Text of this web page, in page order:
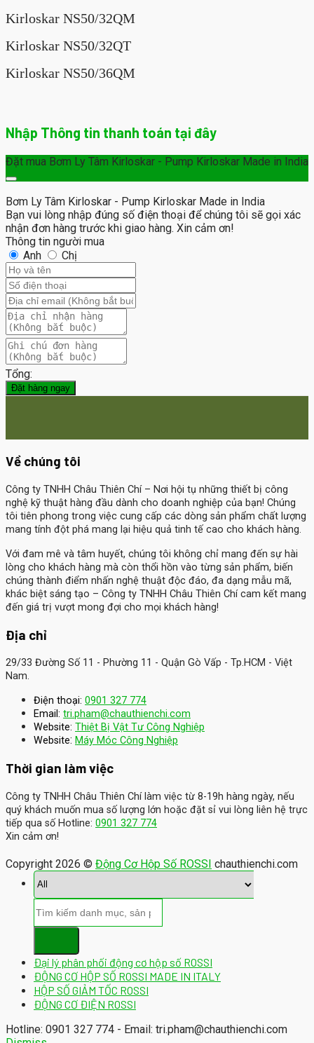
Kirloskar NS50/32QM
Kirloskar NS50/32QT
Kirloskar NS50/36QM
Nhập Thông tin thanh toán tại đây
Đặt mua Bơm Ly Tâm Kirloskar - Pump Kirloskar Made in India
Bơm Ly Tâm Kirloskar - Pump Kirloskar Made in India
Bạn vui lòng nhập đúng số điện thoại để chúng tôi sẽ gọi xác
nhận đơn hàng trước khi giao hàng. Xin cảm ơn!
Thông tin người mua
Anh
Chị
Tổng:
Đặt hàng ngay
Về chúng tôi
Công ty TNHH Châu Thiên Chí– Nơi hội tụ những thiết bị công
nghệ kỹ thuật hàng đầu dành cho doanh nghiệp của bạn! Chúng
tôi tiên phong trong việc cung cấp các dòng sản phẩm chất lượng
mang tính đột phá mang lại hiệu quả tinh tế cao cho khách hàng.
Với đam mê và tâm huyết, chúng tôi không chỉ mang đến sự hài
lòng cho khách hàng mà còn thổi hồn vào từng sản phẩm, biến
chúng thành điểm nhấn nghệ thuật độc đáo, đa dạng mẫu mã,
khác biệt sáng tạo – Công ty TNHH Châu Thiên Chí cam kết mang
đến giá trị vượt mong đợi cho mọi khách hàng!
Địa chỉ
29/33 Đường Số 11 - Phường 11 - Quận Gò Vấp - Tp.HCM - Việt
Nam.
Điện thoại: 0901 327 774
Email: tri.pham@chauthienchi.com
Website: Thiệt Bị Vật Tư Công Nghiệp
Website: Máy Móc Công Nghiệp
Thời gian làm việc
Công ty TNHH Châu Thiên Chí làm việc từ 8-19h hàng ngày, nếu
quý khách muốn mua số lượng lớn hoặc đặt sỉ vui lòng liên hệ trực
tiếp qua số Hotline: 0901 327 774
Xin cảm ơn!
Copyright 2026 © Động Cơ Hộp Số ROSSI chauthienchi.com
Đại lý phân phối động cơ hộp số ROSSI
ĐỘNG CƠ HỘP SỐ ROSSI MADE IN ITALY
HỘP SỐ GIẢM TỐC ROSSI
ĐỘNG CƠ ĐIỆN ROSSI
Hotline: 0901 327 774 - Email: tri.pham@chauthienchi.com